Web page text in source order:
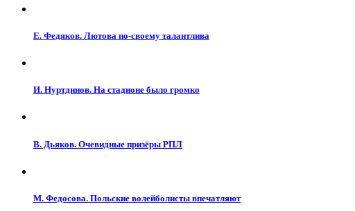
Е. Федяков. Лютова по-своему талантлива
И. Нуртдинов. На стадионе было громко
В. Дьяков. Очевидные призёры РПЛ
М. Федосова. Польские волейболисты впечатляют